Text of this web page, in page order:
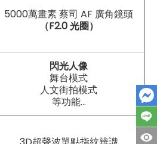
5000萬畫素 蔡司 AF 廣角鏡頭
（F2.0光圈）
閃光人像
舞台模式
人文街拍模式
等功能...